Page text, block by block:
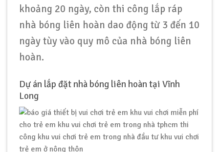
khoảng 20 ngày, còn thi công lắp ráp
nhà bóng liên hoàn dao động từ 3 đến 10
ngày tùy vào quy mô của nhà bóng liên
hoàn.
Dự án lắp đặt nhà bóng liên hoàn tại Vĩnh
Long